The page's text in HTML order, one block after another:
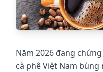
Năm 2026 đang
cà phê Việt Nam